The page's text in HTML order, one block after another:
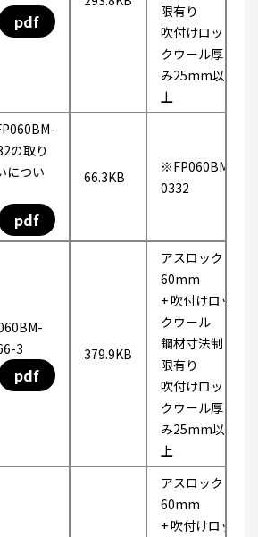
pdf
限有り
吹付けロッ
クウール厚
み25mm以
上
の取り
につい
pdf
66.3KB
※FP060BM-
0332
3
pdf
379.9KB
アスロック
60mm
+ 吹付けロッ
クウール
鋼材寸法制
限有り
吹付けロッ
クウール厚
み25mm以
上
アスロック
60mm
+ 吹付けロッ